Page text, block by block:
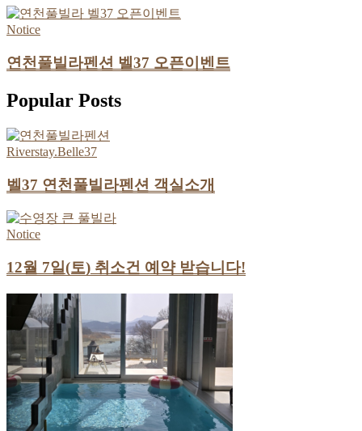
Notice
연천풀빌라펜션 벨37 오픈이벤트
Popular Posts
Riverstay.Belle37
벨37 연천풀빌라펜션 객실소개
Notice
12월 7일(토) 취소건 예약 받습니다!